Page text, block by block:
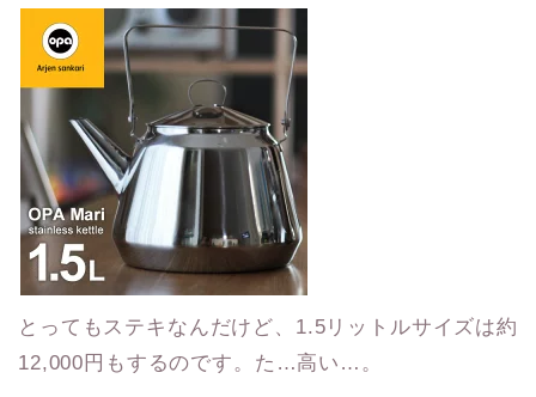
とってもステキなんだけど、1.5リットルサイズは約
12,000円もするのです。た…高い…。